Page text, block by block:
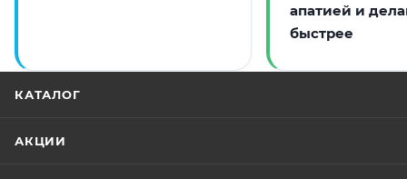
апатией и
быстрее
КАТАЛОГ
АКЦИИ